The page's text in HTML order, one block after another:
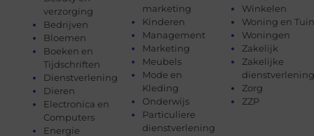
verzorging
Bedrijven
Bloemen
Boeken en
Tijdschriften
Dienstverlening
Dieren
Electronica en
Computers
Energie
marketing
Kinderen
Management
Marketing
Meubels
Mode en
Kleding
Onderwijs
Particuliere
dienstverlening
Winkelen
Woning en Tuin
Woningen
Zakelijk
Zakelijke
dienstverlening
Zorg
ZZP